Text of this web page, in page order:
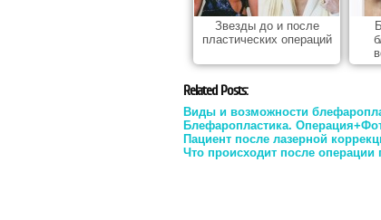
Звезды до и после
пластических операций
Related Posts:
Виды и возможности
Блефаропластика.
Пациент после лазерной
Что происходит после операции